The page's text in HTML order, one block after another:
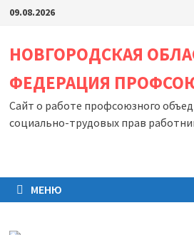
Перейти
содержимому
09.08.2026
НОВГОРОДСКАЯ
ФЕДЕРАЦИЯ
Сайт о работе профсоюзного
социально-трудовых прав
МЕНЮ